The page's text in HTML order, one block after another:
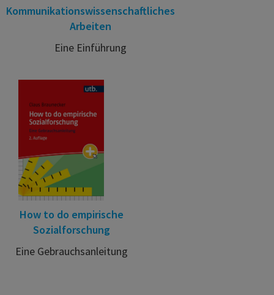
Kommunikationswissenschaftliches
Arbeiten
Eine Einführung
How to do empirische
Sozialforschung
Eine Gebrauchsanleitung